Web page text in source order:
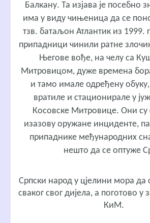
Балкану. Та изјава је посебно
има у виду чињеница да се
тзв. батаљон Атлантик из 1999.
припадници чинили ратне
Његове вође, на челу са
Митровицом, дуже времена
и тамо имале одређену обуку,
вратиле и стационирале у
Косовске Митровице. Они су
изазову оружане инциденте,
припаднике међународних
нешто да се оптуже
Српски народ у цјелини мора да
сваког свог дијела, а поготово у
КиМ.